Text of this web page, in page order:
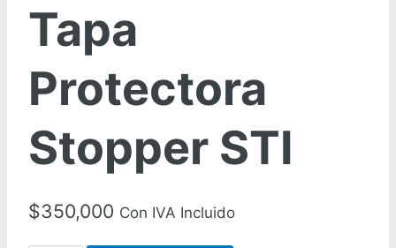
Tapa
Protectora
Stopper STI
$350,000 Con IVA Incluido